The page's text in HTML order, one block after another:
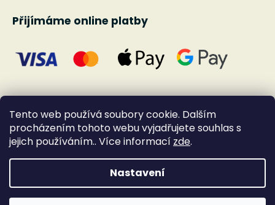
Tento web používá soubory cookie. Dalším
procházením tohoto webu vyjadřujete souhlas s
jejich používáním.. Více informací zde.
Nastavení
Přijímáme online platby
Vytvořil Shoptet